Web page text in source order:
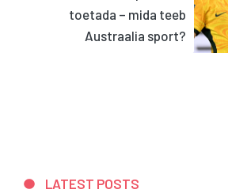
toetada – mida teeb
Austraalia sport?
LATEST POSTS